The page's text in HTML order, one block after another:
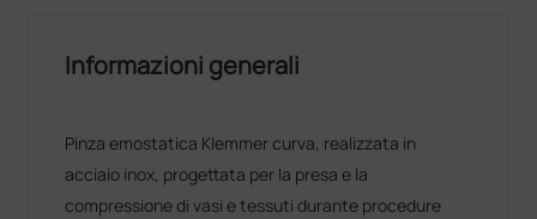
Informazioni generali
Pinza emostatica Klemmer curva, realizzata in
acciaio inox, progettata per la presa e la
compressione di vasi e tessuti durante procedure